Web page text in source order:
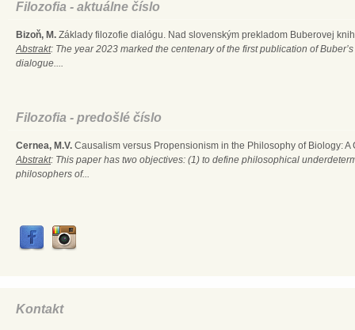
Filozofia - aktuálne číslo
Bizoň, M. Základy filozofie dialógu. Nad slovenským prekladom Buberovej
Abstrakt: The year 2023 marked the centenary of the first publication of
dialogue....
Filozofia - predošlé číslo
Cernea, M.V. Causalism versus Propensionism in the Philosophy of Biology:
Abstrakt: This paper has two objectives: (1) to define philosophical
philosophers of...
Kontakt